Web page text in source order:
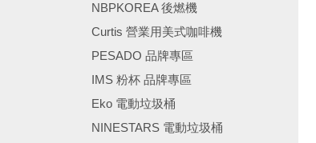
NBPKOREA 後燃機
Curtis 營業用美式咖啡機
PESADO 品牌專區
IMS 粉杯 品牌專區
Eko 電動垃圾桶
NINESTARS 電動垃圾桶